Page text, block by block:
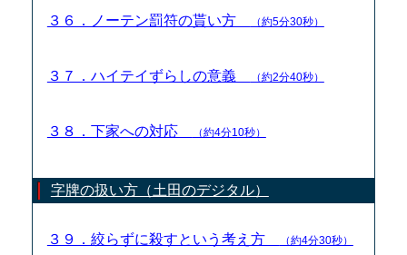
３６．ノーテン罰符の貰い方 （約5分30秒）
３７．ハイテイずらしの意義 （約2分40秒）
３８．下家への対応 （約4分10秒）
字牌の扱い方（土田のデジタル）
３９．絞らずに殺すという考え方 （約4分30秒）